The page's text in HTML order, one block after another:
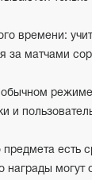
времени:
за матчами
обычном
и
есть
награды могут